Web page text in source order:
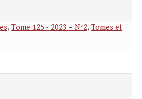
, Tome 125 - 2023 – N°2, Tomes et